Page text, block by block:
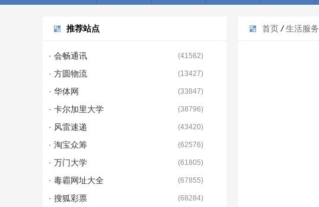
首页 / 生活服务
推荐站点
· 会畅通讯 (41562)
· 方圆物流 (13427)
· 华体网 (33847)
· 卡尔加里大学 (38796)
· 风雷速递 (43420)
· 淘宝众筹 (62576)
· 万门大学 (61805)
· 毒霸网址大全 (67855)
· 搜狐彩票 (68284)